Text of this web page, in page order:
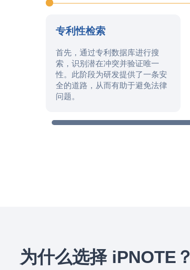
专利性检索
首先，通过专利数据库进行搜
索，识别潜在冲突并验证唯一
性。此阶段为研发提供了一条安
全的道路，从而有助于避免法律
问题。
为什么选择 iPNOTE？